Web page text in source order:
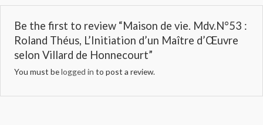
Be the first to review “Maison de vie. Mdv.N°53 :
Roland Théus, L’Initiation d’un Maître d’Œuvre
selon Villard de Honnecourt”
You must belogged in to post a review.